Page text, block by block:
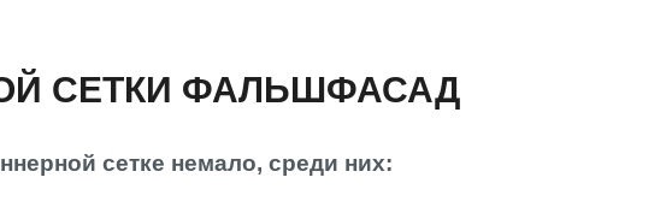
СЕТКИ ФАЛЬШФАСАД
сетке немало, среди них: